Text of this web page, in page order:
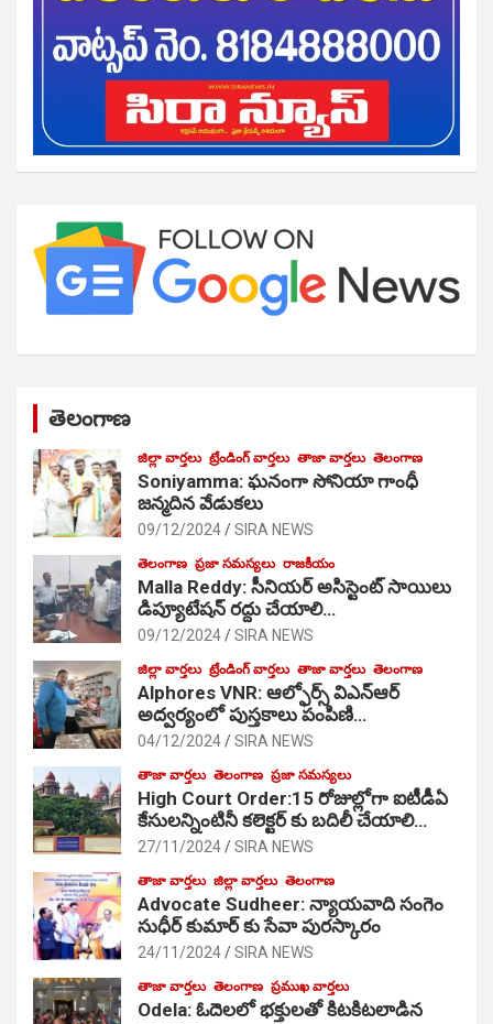
తెలంగాణ
జిల్లా వార్తలు ట్రేండింగ్ వార్తలు తాజా వార్తలు తెలంగాణ
Soniyamma: ఘ‌నంగా సోనియా గాంధీ
జ‌న్మ‌దిన వేడుక‌లు
09/12/2024 SIRA NEWS
తెలంగాణ ప్రజా సమస్యలు రాజకీయం
Malla Reddy: సీనియర్ అసిస్టెంట్ సాయిలు
డిప్యూటేషన్ రద్దు చేయాలి…
09/12/2024 SIRA NEWS
జిల్లా వార్తలు ట్రేండింగ్ వార్తలు తాజా వార్తలు తెలంగాణ
Alphores VNR: ఆల్ఫోర్స్ విఎన్ఆర్
అద్వర్యంలో పుస్తకాలు పంపిణి…
04/12/2024 SIRA NEWS
తాజా వార్తలు తెలంగాణ ప్రజా సమస్యలు
High Court Order:15 రోజుల్లోగా ఐటీడీఏ
కేసులన్నింటినీ కలెక్టర్ కు బదిలీ చేయాలి…
27/11/2024 SIRA NEWS
తాజా వార్తలు జిల్లా వార్తలు తెలంగాణ
Advocate Sudheer: న్యాయవాది సంగెం
సుధీర్ కుమార్ కు సేవా పురస్కారం
24/11/2024 SIRA NEWS
తాజా వార్తలు తెలంగాణ ప్రముఖ వార్తలు
Odela: ఓదెల‌లో భక్తులతో కిటకిటలాడిన